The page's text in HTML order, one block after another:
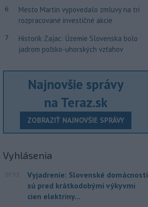
6
Mesto Martin vypovedalo zmluvy na tri
rozpracované investičné akcie
7
Historik Zajac: Územie Slovenska bolo
jadrom poľsko-uhorských vzťahov
Najnovšie správy
na Teraz.sk
ZOBRAZIŤ NAJNOVŠIE SPRÁVY
Vyhlásenia
07:55
Vyjadrenie: Slovenské domácnosti
sú pred krátkodobými výkyvmi
cien elektriny...